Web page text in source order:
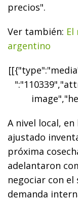
precios".
Ver también:
argentino
A nivel local,
ajustado
próxima
adelantaron
negociar con
demanda